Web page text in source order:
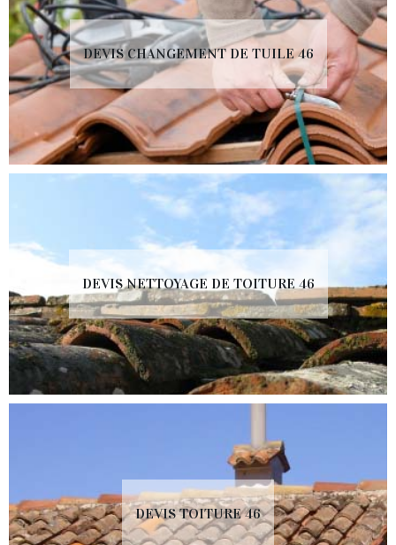
DEVIS CHANGEMENT DE TUILE 46
DEVIS NETTOYAGE DE TOITURE 46
DEVIS TOITURE 46